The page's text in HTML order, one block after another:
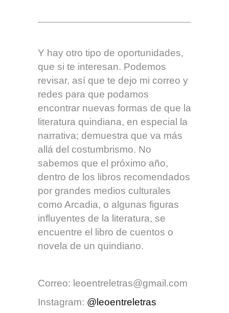
Y hay otro tipo de oportunidades,
que si te interesan. Podemos
revisar, así que te dejo mi correo y
redes para que podamos
encontrar nuevas formas de que la
literatura quindiana, en especial la
narrativa; demuestra que va más
allá del costumbrismo. No
sabemos que el próximo año,
dentro de los libros recomendados
por grandes medios culturales
como Arcadia, o algunas figuras
influyentes de la literatura, se
encuentre el libro de cuentos o
novela de un quindiano.
Correo: leoentreletras@gmail.com
Instagram: @leoentreletras